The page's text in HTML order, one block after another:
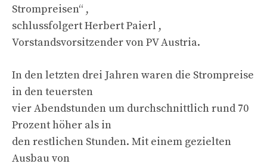
Strompreisen“ ,
schlussfolgert Herbert Paierl ,
Vorstandsvorsitzender von PV Austria.
In den letzten drei Jahren waren die Strompreise
in den teuersten
vier Abendstunden um durchschnittlich rund 70
Prozent höher als in
den restlichen Stunden. Mit einem gezielten
Ausbau von